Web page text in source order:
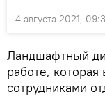
4 августа 2021,
Ландшафтный
работе,
сотрудниками